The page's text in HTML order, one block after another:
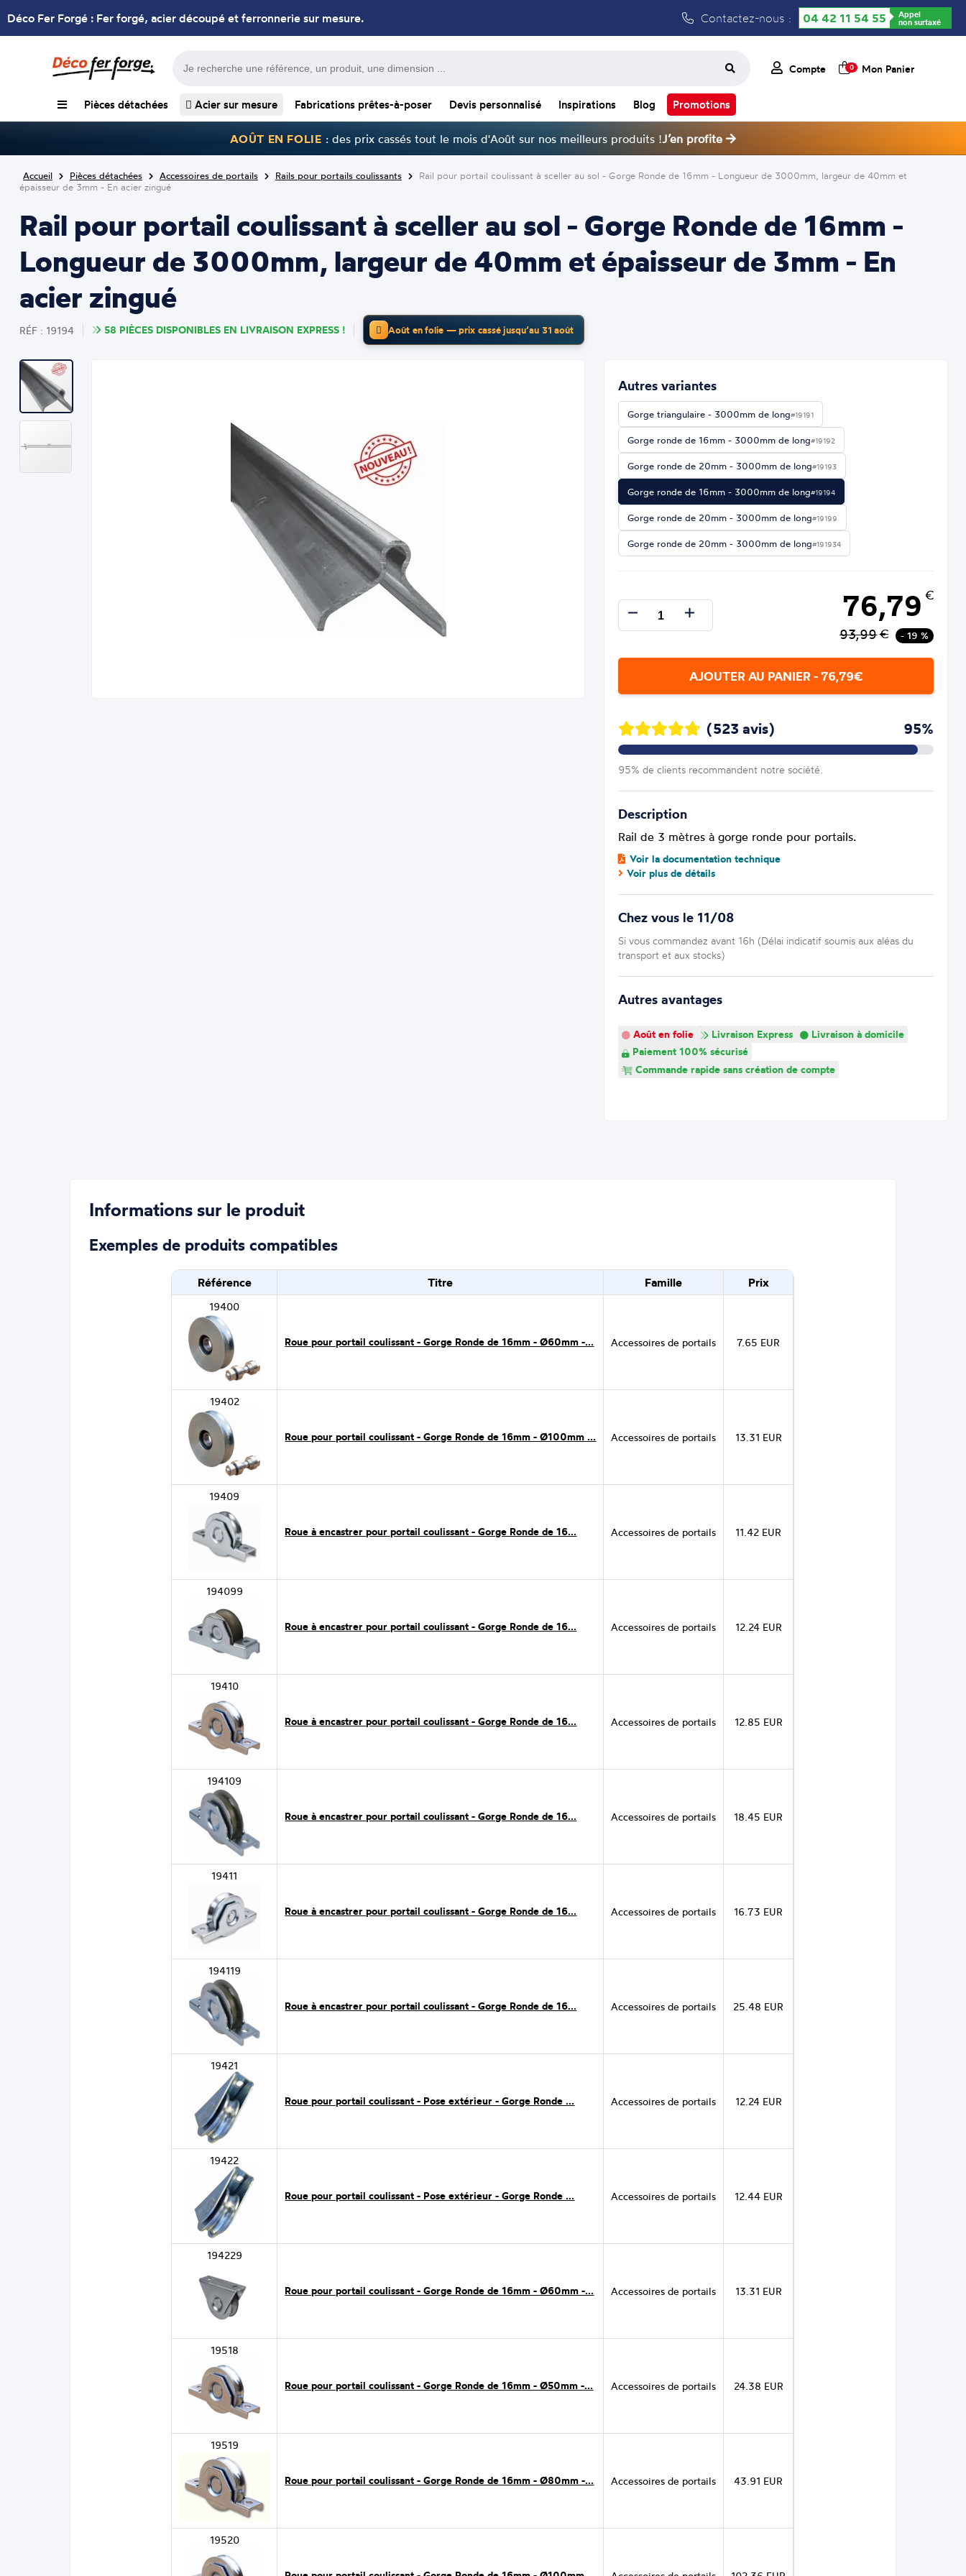
Déco Fer Forgé : Fer forgé, acier découpé et ferronnerie sur mesure. Contactez-nous : 04 42 11 54 55 Appel
non surtaxé
Compte 0 Mon Panier
Pièces détachées Acier sur mesure Fabrications prêtes-à-poser Devis personnalisé Inspirations Blog Promotions
AOÛT EN FOLIE : des prix cassés tout le mois d'Août sur nos meilleurs produits !J’en profite
Accueil Pièces détachées Accessoires de portails Rails pour portails coulissants
Rail pour portail coulissant à sceller au sol - Gorge Ronde de 16mm - Longueur de 3000mm, largeur de 40mm et
épaisseur de 3mm - En acier zingué
Rail pour portail coulissant à sceller au sol - Gorge Ronde de 16mm -
Longueur de 3000mm, largeur de 40mm et épaisseur de 3mm - En
acier zingué
RÉF : 19194 58 PIÈCES DISPONIBLES EN LIVRAISON EXPRESS ! Août en folie — prix cassé jusqu’au 31 août
Autres variantes
Gorge triangulaire - 3000mm de long#19191
Gorge ronde de 16mm - 3000mm de long#19192
Gorge ronde de 20mm - 3000mm de long#19193
Gorge ronde de 16mm - 3000mm de long#19194
Gorge ronde de 20mm - 3000mm de long#19199
Gorge ronde de 20mm - 3000mm de long#191934
76,79 €
93,99€ - 19 %
AJOUTER AU PANIER - 76,79€
(523 avis) 95%
95% de clients recommandent notre société.
Description
Rail de 3 mètres à gorge ronde pour portails.
Voir la documentation technique
Voir plus de détails
Chez vous le 11/08
Si vous commandez avant 16h (Délai indicatif soumis aux aléas du
transport et aux stocks)
Autres avantages
Août en folie Livraison Express
Livraison à domicile
Paiement 100% sécurisé
Commande rapide sans création de compte
Informations sur le produit
Exemples de produits compatibles
Référence Titre Famille Prix
19400
Roue pour portail coulissant - Gorge Ronde de 16mm - Ø60mm -... Accessoires de portails 7.65 EUR
19402
Roue pour portail coulissant - Gorge Ronde de 16mm - Ø100mm ... Accessoires de portails 13.31 EUR
19409
Roue à encastrer pour portail coulissant - Gorge Ronde de 16... Accessoires de portails 11.42 EUR
194099
Roue à encastrer pour portail coulissant - Gorge Ronde de 16... Accessoires de portails 12.24 EUR
19410
Roue à encastrer pour portail coulissant - Gorge Ronde de 16... Accessoires de portails 12.85 EUR
194109
Roue à encastrer pour portail coulissant - Gorge Ronde de 16... Accessoires de portails 18.45 EUR
19411
Roue à encastrer pour portail coulissant - Gorge Ronde de 16... Accessoires de portails 16.73 EUR
194119
Roue à encastrer pour portail coulissant - Gorge Ronde de 16... Accessoires de portails 25.48 EUR
19421
Roue pour portail coulissant - Pose extérieur - Gorge Ronde ... Accessoires de portails 12.24 EUR
19422
Roue pour portail coulissant - Pose extérieur - Gorge Ronde ... Accessoires de portails 12.44 EUR
194229
Roue pour portail coulissant - Gorge Ronde de 16mm - Ø60mm -... Accessoires de portails 13.31 EUR
19518
Roue pour portail coulissant - Gorge Ronde de 16mm - Ø50mm -... Accessoires de portails 24.38 EUR
19519
Roue pour portail coulissant - Gorge Ronde de 16mm - Ø80mm -... Accessoires de portails 43.91 EUR
19520